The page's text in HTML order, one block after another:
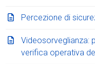
Percezione di
Videosorveglianza:
verifica operativa